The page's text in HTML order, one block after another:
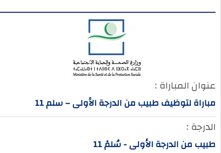
عنوان المباراة :
مباراة لتوظيف طبيب من الدرجة الأولى – سلم 11
الدرجة :
طبيب من الدرجة الأولى - سُلمْ 11